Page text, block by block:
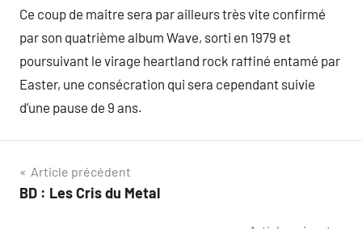
Ce coup de maitre sera par ailleurs très vite confirmé
par son quatrième album Wave, sorti en 1979 et
poursuivant le virage heartland rock raffiné entamé par
Easter, une consécration qui sera cependant suivie
d’une pause de 9 ans.
Navigation
de
Article précédent
BD : Les Cris du Metal